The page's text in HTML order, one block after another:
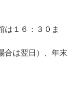
は１６：３０ま
合は翌日）、年末